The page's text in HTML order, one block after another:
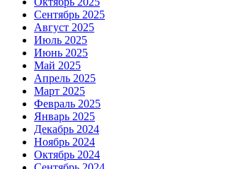
Сентябрь 2025
Август 2025
Июль 2025
Июнь 2025
Май 2025
Апрель 2025
Март 2025
Февраль 2025
Январь 2025
Декабрь 2024
Ноябрь 2024
Октябрь 2024